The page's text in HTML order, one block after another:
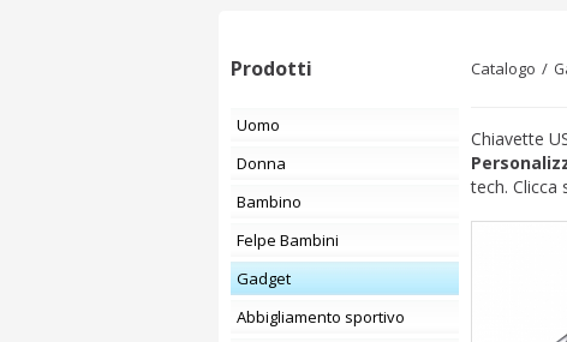
Prodotti
Uomo
Donna
Bambino
Felpe Bambini
Gadget
Abbigliamento sportivo
Catalogo
Chiavette
tech. Clicca